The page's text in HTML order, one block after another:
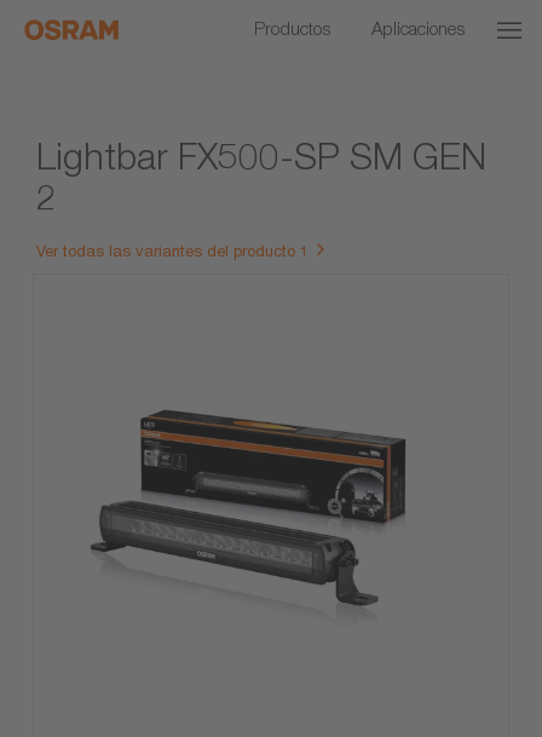
Productos Aplicaciones
Lightbar FX500-SP SM GEN
2
Ver todas las variantes del producto 1